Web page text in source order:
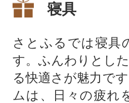
寝具
さとふるでは寝具
す。ふんわりとし
る快適さが魅力で
ムは、日々の疲れ